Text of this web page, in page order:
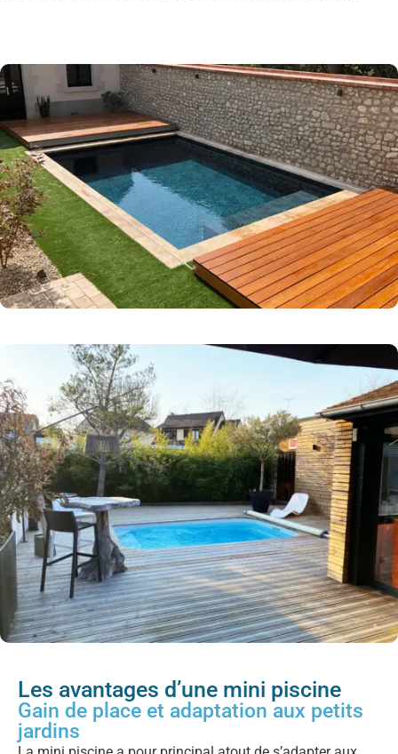
Les avantages d’une mini piscine
Gain de place et adaptation aux petits
jardins